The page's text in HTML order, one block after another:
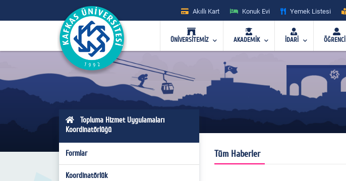
Akıllı Kart Konuk Evi Yemek Listesi
ÜNİVERSİTEMİZ AKADEMİK İDARİ ÖĞRENCİ
Topluma Hizmet Uygulamaları
Koordinatörlüğü
Formlar
Koordinatörlük
Tüm Haberler